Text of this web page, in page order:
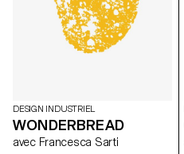
DESIGN INDUSTRIEL
WONDERBREAD
avec Francesca Sarti